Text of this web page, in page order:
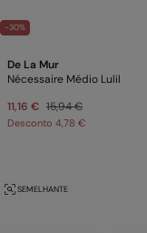
-30%
De La Mur
Nécessaire Médio Lulil
11,16 € 15,94 €
Desconto 4,78 €
SEMELHANTE